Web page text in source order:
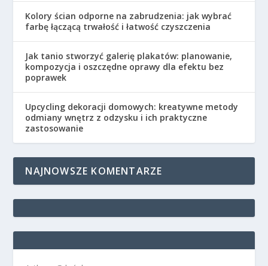
Kolory ścian odporne na zabrudzenia: jak wybrać
farbę łączącą trwałość i łatwość czyszczenia
Jak tanio stworzyć galerię plakatów: planowanie,
kompozycja i oszczędne oprawy dla efektu bez
poprawek
Upcycling dekoracji domowych: kreatywne metody
odmiany wnętrz z odzysku i ich praktyczne
zastosowanie
NAJNOWSZE KOMENTARZE